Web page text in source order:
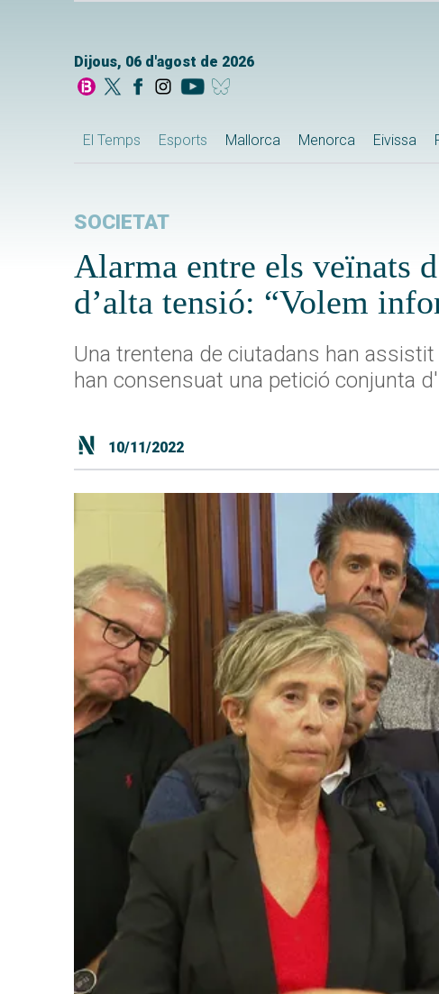
Dijous, 06 d'agost de 2026
El Temps Esports Mallorca Menorca Eivissa
SOCIETAT
Alarma entre els veïnats
d’alta tensió: “Volem
Una trentena de ciutadans han
han consensuat una petició conjunta
10/11/2022